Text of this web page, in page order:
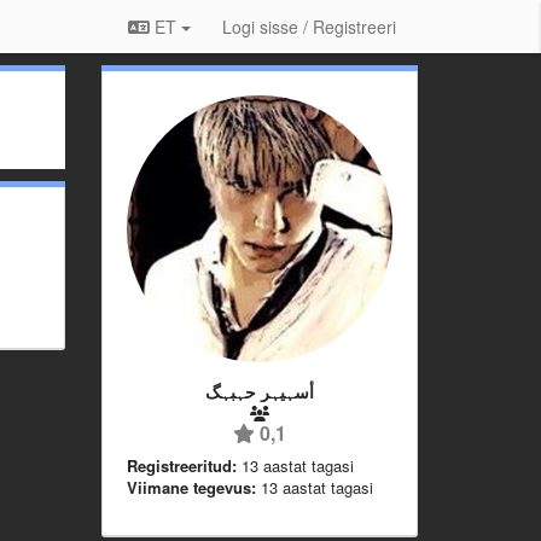
ET Logi sisse / Registreeri
أسہيہر حہبہگ
0,1
Registreeritud: 13 aastat tagasi
Viimane tegevus: 13 aastat tagasi